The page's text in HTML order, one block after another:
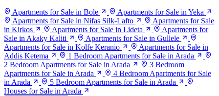
Apartments for Sale in Bole
Apartments for Sale in Yeka
Apartments for Sale in Nifas Silk-Lafto
Apartments for Sale
in Kirkos
Apartments for Sale in Lideta
Apartments for
Sale in Akaky Kaliti
Apartments for Sale in Gullele
Apartments for Sale in Kolfe Keranio
Apartments for Sale in
Addis Ketema
1 Bedroom Apartments for Sale in Arada
2 Bedroom Apartments for Sale in Arada
3 Bedroom
Apartments for Sale in Arada
4 Bedroom Apartments for Sale
in Arada
5 Bedroom Apartments for Sale in Arada
Houses for Sale in Arada